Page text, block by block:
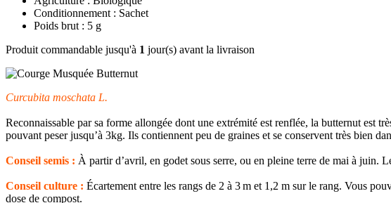
Conditionnement : Sachet
Poids brut : 5 g
Produit commandable jusqu'à 1 jour(s) avant la livraison
Curcubita moschata L.
Reconnaissable par sa forme allongée dont une extrémité est renflée, la butternut est
pouvant peser jusqu’à 3kg. Ils contiennent peu de graines et se conservent très bien
Conseil semis : À partir d’avril, en godet sous serre, ou en pleine terre de mai à juin.
Conseil culture : Écartement entre les rangs de 2 à 3 m et 1,2 m sur le rang. Vous
dose de compost.